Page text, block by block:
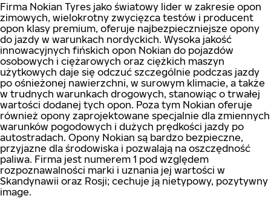
Firma Nokian Tyres jako światowy lider w zakresie opon
zimowych, wielokrotny zwycięzca testów i producent
opon klasy premium, oferuje najbezpieczniejsze opony
do jazdy w warunkach nordyckich. Wysoka jakość
innowacyjnych fińskich opon Nokian do pojazdów
osobowych i ciężarowych oraz ciężkich maszyn
użytkowych daje się odczuć szczególnie podczas jazdy
po ośnieżonej nawierzchni, w surowym klimacie, a także
w trudnych warunkach drogowych, stanowiąc o trwałej
wartości dodanej tych opon. Poza tym Nokian oferuje
również opony zaprojektowane specjalnie dla zmiennych
warunków pogodowych i dużych prędkości jazdy po
autostradach. Opony Nokian są bardzo bezpieczne,
przyjazne dla środowiska i pozwalają na oszczędność
paliwa. Firma jest numerem 1 pod względem
rozpoznawalności marki i uznania jej wartości w
Skandynawii oraz Rosji; cechuje ją nietypowy, pozytywny
image.